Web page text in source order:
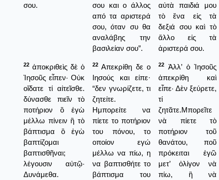
σου.
σου και ο άλλος
από τα αριστερά
σου, όταν συ θα
αναλάβης την
βασιλείαν σου”.
αὐτὰ παιδιά μου
τὸ ἕνα εἰς τὰ
δεξιά σου καὶ τὸ
ἄλλο εἰς τὰ
ἀριστερά σου.
22 ἀποκριθεὶς δὲ ὁ
Ἰησοῦς εἶπεν· Οὐκ
οἴδατε τί αἰτεῖσθε.
δύνασθε πιεῖν τὸ
ποτήριον ὃ ἐγὼ
μέλλω πίνειν ἢ τὸ
βάπτισμα ὃ ἐγὼ
βαπτίζομαι
βαπτισθῆναι;
λέγουσιν αὐτῷ·
Δυνάμεθα.
22 Απεκρίθη δε ο
Ιησούς και είπε·
“δεν γνωρίζετε, τι
ζητείτε.
Ημπορείτε να
πίετε το ποτήριον
του πόνου, το
οποίον εγώ
μέλλω να πίω, η
να βαπτισθήτε το
βάπτισμα του
22
Ἀλλ’ ὁ Ἰησοῦς
ἀπεκρίθη καὶ
εἶπε· Δὲν ξεύρετε,
τί
ζητᾶτε.Μπορεῖτε
νὰ πίετε τὸ
ποτήριον τοῦ
θανάτου, ποῦ
πρόκειται ἐγῶ
μετ’ ὀλίγον νὰ
πίω, ἢ νὰ